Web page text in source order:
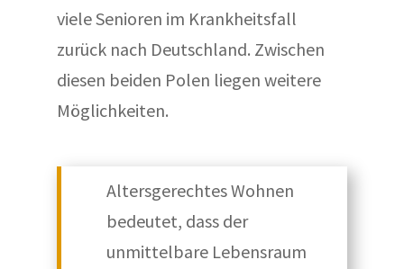
viele Senioren im Krankheitsfall
zurück nach Deutschland. Zwischen
diesen beiden Polen liegen weitere
Möglichkeiten.
Altersgerechtes Wohnen
bedeutet, dass der
unmittelbare Lebensraum